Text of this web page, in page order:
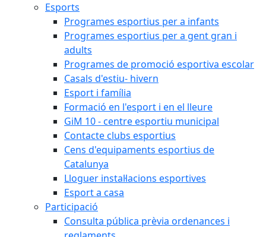
Esports
Programes esportius per a infants
Programes esportius per a gent gran i
adults
Programes de promoció esportiva escolar
Casals d'estiu- hivern
Esport i família
Formació en l'esport i en el lleure
GiM 10 - centre esportiu municipal
Contacte clubs esportius
Cens d'equipaments esportius de
Catalunya
Lloguer instal·lacions esportives
Esport a casa
Participació
Consulta pública prèvia ordenances i